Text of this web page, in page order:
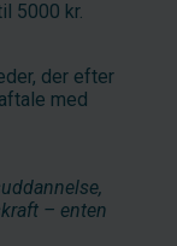
5000 kr.
der efter
med
– enten